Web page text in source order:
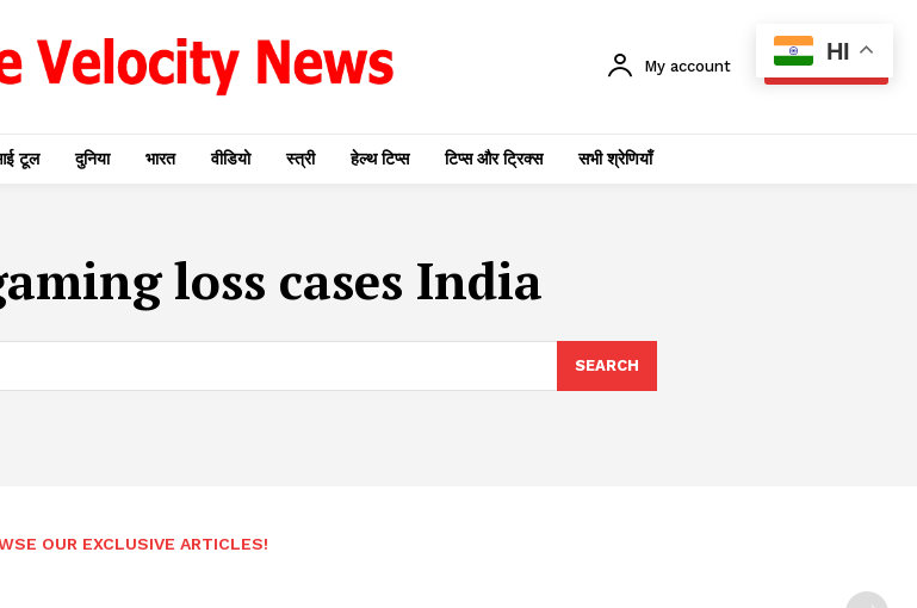
My account SUBSCRIBE
टूल दुनिया भारत वीडियो स्त्री हेल्थ टिप्स टिप्स और ट्रिक्स सभी श्रेणियाँ
loss cases India
SEARCH
OUR EXCLUSIVE ARTICLES!
HI